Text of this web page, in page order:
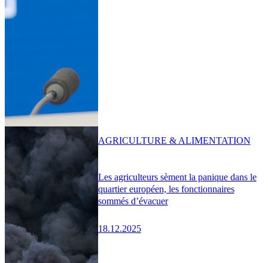
Les agriculteurs sèment la panique dans le
quartier européen, les fonctionnaires
sommés d’évacuer
18.12.2025
AGRICULTURE & ALIMENTATION